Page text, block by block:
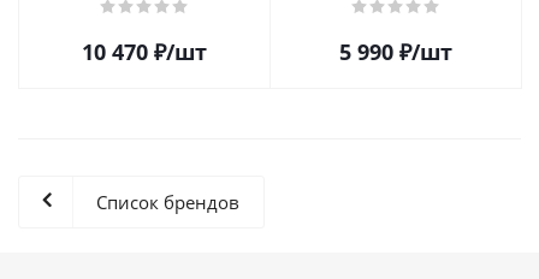
10 470 ₽/шт 5 990 ₽/шт
Список брендов